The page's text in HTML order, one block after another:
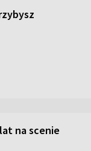
na scenie